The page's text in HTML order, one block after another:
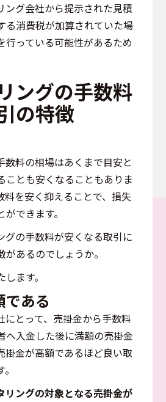
ング会社から提示された見積
る消費税が加算されていた場
行っている可能性があるため
ングの手数料
の特徴
数料の相場はあくまで目安と
ことも安くなることもありま
料を安く抑えることで、損失
できます。
グの手数料が安くなる取引に
あるのでしょうか。
ます。
である
にとって、売掛金から手数料
へ入金した後に満額の売掛金
掛金が高額であるほど良い取
リングの対象となる売掛金が